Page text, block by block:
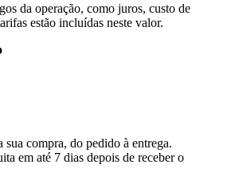
da operação, como juros, custo de
estão incluídas neste valor.
sua compra, do pedido à entrega.
em até 7 dias depois de receber o